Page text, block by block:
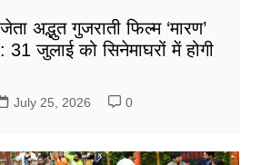
अद्भुत गुजराती फिल्म ‘मारण’
जुलाई को सिनेमाघरों में होगी
July 25, 2026 0